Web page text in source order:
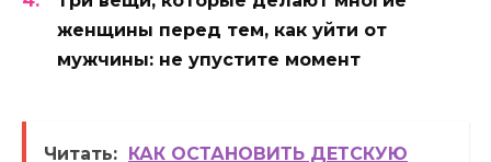
женщины перед тем, как уйти от
мужчины: не упустите момент
Читать: КАК ОСТАНОВИТЬ ДЕТСКУЮ